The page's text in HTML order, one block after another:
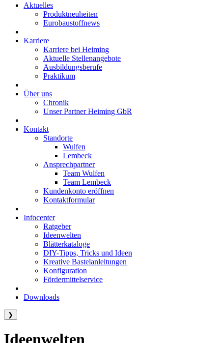
Aktuelles
Produktneuheiten
Eurobaustoffnews
Karriere
Karriere bei Heiming
Aktuelle Stellenangebote
Ausbildungsberufe
Praktikum
Über uns
Chronik
Unser Partner Heiming GbR
Kontakt
Standorte
Wulfen
Lembeck
Ansprechpartner
Team Wulfen
Team Lembeck
Kundenkonto eröffnen
Kontaktformular
Infocenter
Ratgeber
Ideenwelten
Blätterkataloge
DIY-Tipps, Tricks und Ideen
Kreative Bastelanleitungen
Konfiguration
Fördermittelservice
Downloads
❯
Ideenwelten